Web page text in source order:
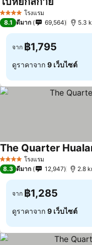
4 ดาว โรงแรม
8.1 ดีมาก 69,564 5.3
จาก ฿1,795
ดูราคาจาก 9 เว็บไซต์
4 ดาว โรงแรม
The Quarter
8.3 ดีมาก 12,947 2.8
จาก ฿1,285
ดูราคาจาก 9 เว็บไซต์